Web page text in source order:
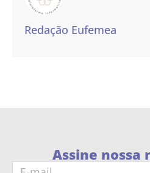
Redação Eufemea
Assine